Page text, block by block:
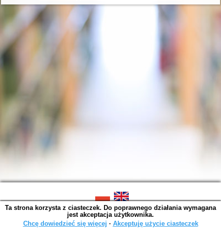
SOWA OPAC v. 6.11.10 (2026-07-24)
Wygenerowano w 0,0015 s.
Ta strona korzysta z ciasteczek. Do poprawnego działania wymagana
jest akceptacja użytkownika.
Chcę dowiedzieć się więcej ∙ Akceptuję użycie ciasteczek